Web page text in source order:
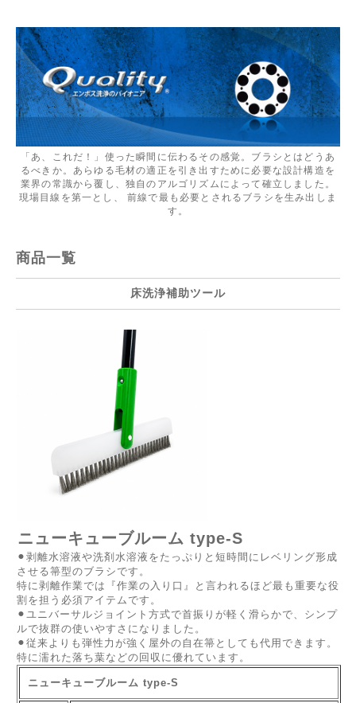
「あ、これだ！」使った瞬間に伝わるその感覚。ブラシとはどうあ
るべきか。あらゆる毛材の適正を引き出すために必要な設計構造を
業界の常識から覆し、独自のアルゴリズムによって確立しました。
現場目線を第一とし、 前線で最も必要とされるブラシを生み出しま
す。
商品一覧
床洗浄補助ツール
ニューキューブルーム type-S
⚫︎剥離水溶液や洗剤水溶液をたっぷりと短時間にレベリング形成
させる箒型のブラシです。
特に剥離作業では『作業の入り口』と言われるほど最も重要な役
割を担う必須アイテムです。
⚫︎ユニバーサルジョイント方式で首振りが軽く滑らかで、シンプ
ルで抜群の使いやすさになりました。
⚫︎従来よりも弾性力が強く屋外の自在箒としても代用できます。
特に濡れた落ち葉などの回収に優れています。
ニューキューブルーム type-S